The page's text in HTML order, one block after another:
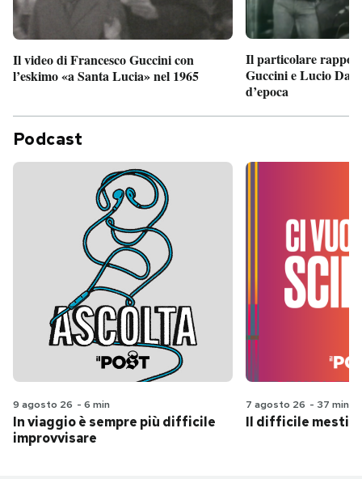
Il video di Francesco Guccini con
l’eskimo «a Santa Lucia» nel 1965
Il particolare
Guccini e Lucio
d’epoca
Podcast
9 agosto 26 - 6 min
In viaggio è sempre più difficile
improvvisare
7 agosto 26 - 37 min
Il difficile